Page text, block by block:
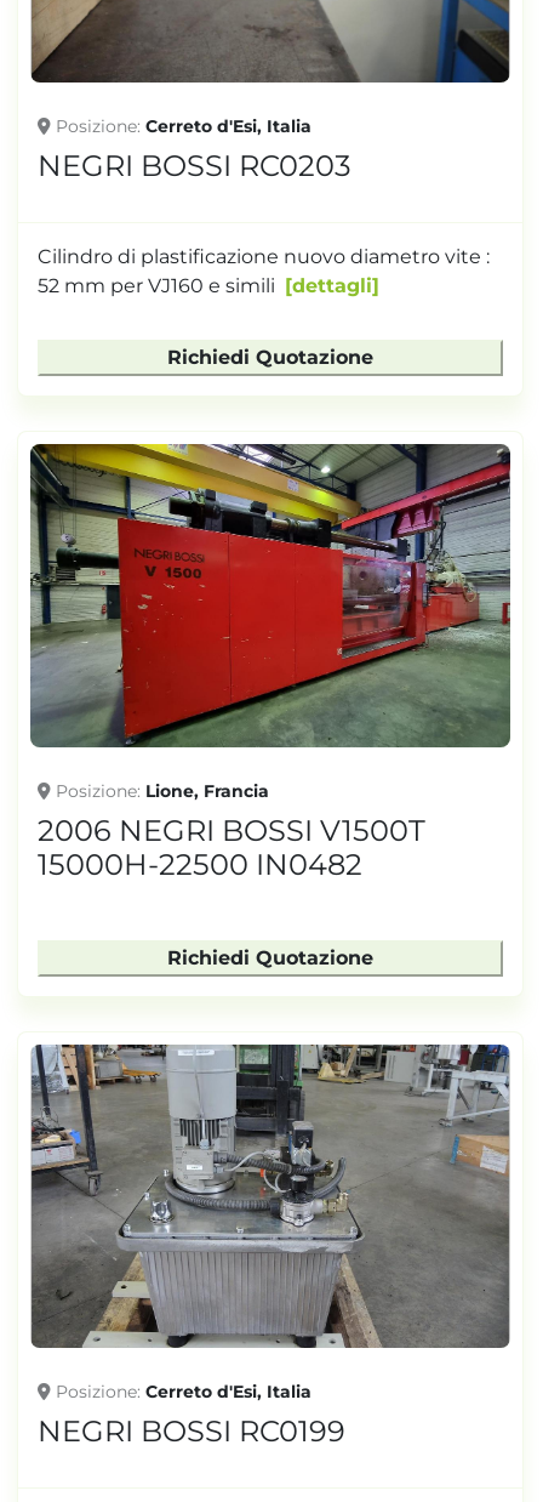
Posizione Cerreto d'Esi, Italia
NEGRI BOSSI RC0203
Cilindro di plastificazione nuovo diametro vite :
52 mm per VJ160 e simili
dettagli
Richiedi Quotazione
Posizione Lione, Francia
2006 NEGRI BOSSI V1500T
15000H-22500 IN0482
Richiedi Quotazione
Posizione Cerreto d'Esi, Italia
NEGRI BOSSI RC0199